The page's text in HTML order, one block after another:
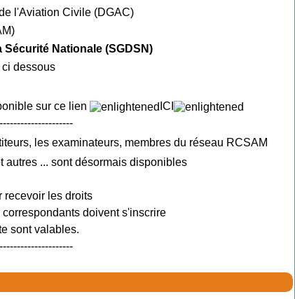
l'Aviation Civile (DGAC)
Sécurité Nationale (SGDSN)
dessous
sur ce lien
ICI
les examinateurs, membres du réseau RCSAM
autres ... sont désormais disponibles
recevoir les droits
doivent s'inscrire
sont valables.